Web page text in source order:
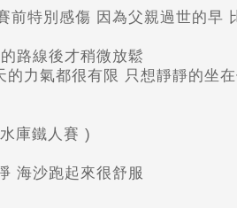
特別感傷 因為父親過世的早
路線後才稍微放鬆
力氣都很有限 只想靜靜的坐
庫鐵人賽 )
海沙跑起來很舒服